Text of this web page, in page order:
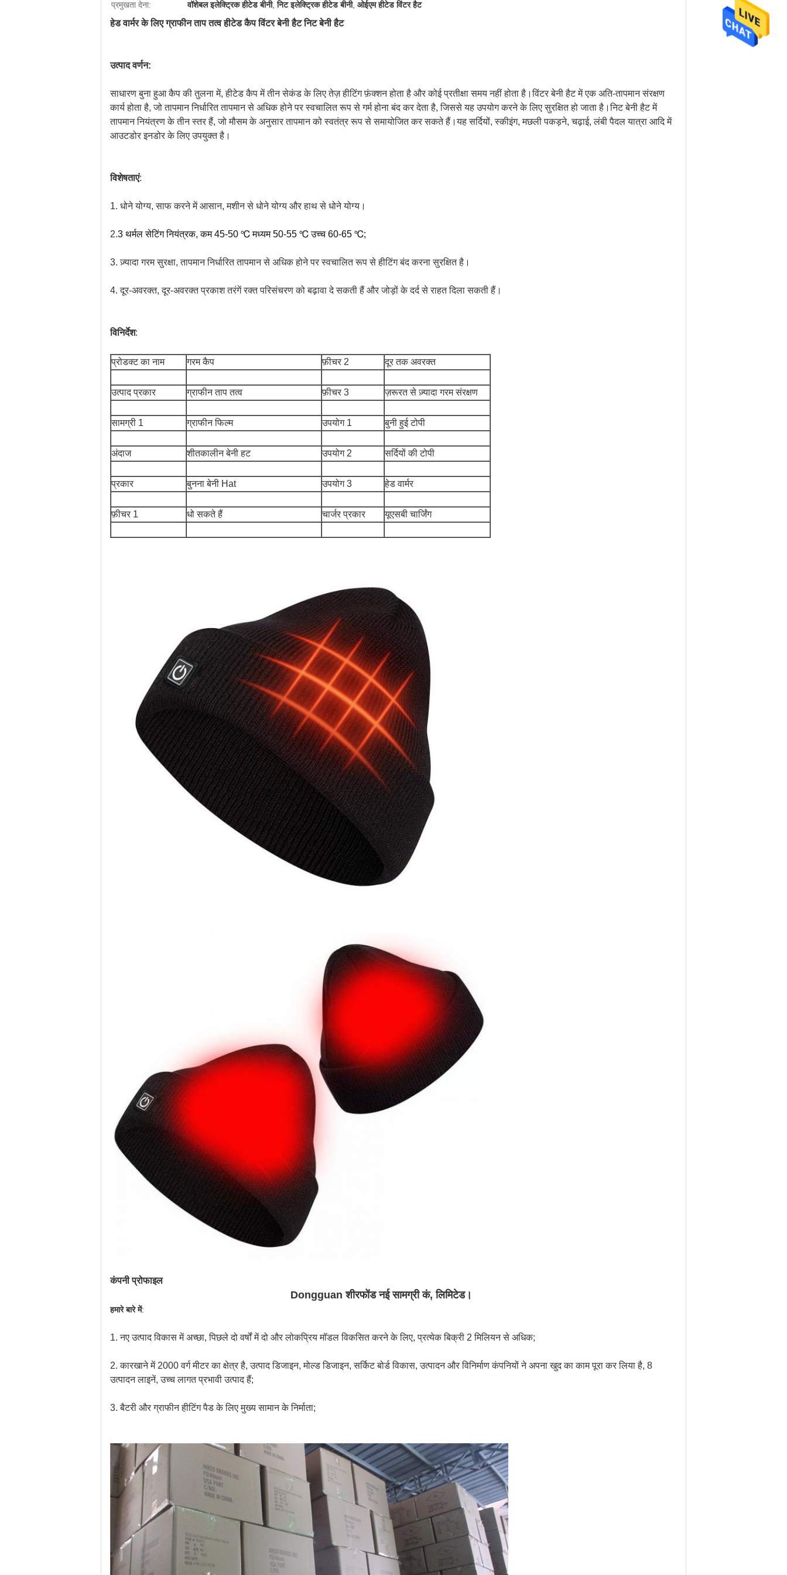
प्रमुखता देना: वॉशेबल इलेक्ट्रिक हीटेड बीनी,निट इलेक्ट्रिक हीटेड बीनी, ओईएम हीटेड विंटर हैट
हेड वार्मर के लिए ग्राफीन ताप तत्व हीटेड कैप विंटर बेनी हैट निट बेनी हैट
उत्पाद वर्णन:
साधारण बुना हुआ कैप की तुलना में, हीटेड कैप में तीन सेकंड के लिए तेज़ हीटिंग फ़ंक्शन होता है और कोई प्रतीक्षा समय नहीं होता है।विंटर बेनी हैट में एक अति-तापमान संरक्षण
कार्य होता है, जो तापमान निर्धारित तापमान से अधिक होने पर स्वचालित रूप से गर्म होना बंद कर देता है, जिससे यह उपयोग करने के लिए सुरक्षित हो जाता है।निट बेनी हैट में
तापमान नियंत्रण के तीन स्तर हैं, जो मौसम के अनुसार तापमान को स्वतंत्र रूप से समायोजित कर सकते हैं।यह सर्दियों, स्कीइंग, मछली पकड़ने, चढ़ाई, लंबी पैदल यात्रा आदि में
आउटडोर इनडोर के लिए उपयुक्त है।
विशेषताएं:
1. धोने योग्य, साफ करने में आसान, मशीन से धोने योग्य और हाथ से धोने योग्य।
2.3 थर्मल सेटिंग नियंत्रक, कम 45-50 ℃ मध्यम 50-55 ℃ उच्च 60-65 ℃;
3. ज़्यादा गरम सुरक्षा, तापमान निर्धारित तापमान से अधिक होने पर स्वचालित रूप से हीटिंग बंद करना सुरक्षित है।
4. दूर-अवरक्त, दूर-अवरक्त प्रकाश तरंगें रक्त परिसंचरण को बढ़ावा दे सकती हैं और जोड़ों के दर्द से राहत दिला सकती हैं।
विनिर्देश:
प्रोडक्ट का नाम गरम कैप फ़ीचर 2 दूर तक अवरक्त
उत्पाद प्रकार ग्राफीन ताप तत्व फ़ीचर 3 ज़रूरत से ज़्यादा गरम संरक्षण
सामग्री 1 ग्राफीन फिल्म उपयोग 1 बुनी हुई टोपी
अंदाज शीतकालीन बेनी हट उपयोग 2 सर्दियों की टोपी
प्रकार बुनना बेनी Hat उपयोग 3 हेड वार्मर
फ़ीचर 1 धो सकते हैं चार्जर प्रकार यूएसबी चार्जिंग
कंपनी प्रोफाइल
Dongguan शीरफोंड नई सामग्री कं, लिमिटेड।
हमारे बारे में:
1. नए उत्पाद विकास में अच्छा, पिछले दो वर्षों में दो और लोकप्रिय मॉडल विकसित करने के लिए, प्रत्येक बिक्री 2 मिलियन से अधिक;
2. कारखाने में 2000 वर्ग मीटर का क्षेत्र है, उत्पाद डिजाइन, मोल्ड डिजाइन, सर्किट बोर्ड विकास, उत्पादन और विनिर्माण कंपनियों ने अपना खुद का काम पूरा कर लिया है, 8
उत्पादन लाइनें, उच्च लागत प्रभावी उत्पाद हैं;
3. बैटरी और ग्राफीन हीटिंग पैड के लिए मुख्य सामान के निर्माता;